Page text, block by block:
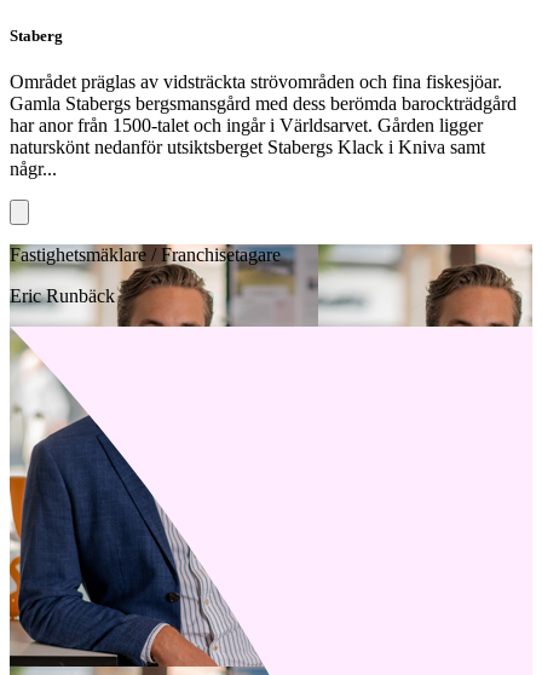
Staberg
Området präglas av vidsträckta strövområden och fina fiskesjöar.
Gamla Stabergs bergsmansgård med dess berömda barockträdgård
har anor från 1500-talet och ingår i Världsarvet. Gården ligger
naturskönt nedanför utsiktsberget Stabergs Klack i Kniva samt
någr...
Fastighetsmäklare / Franchisetagare
Eric Runbäck